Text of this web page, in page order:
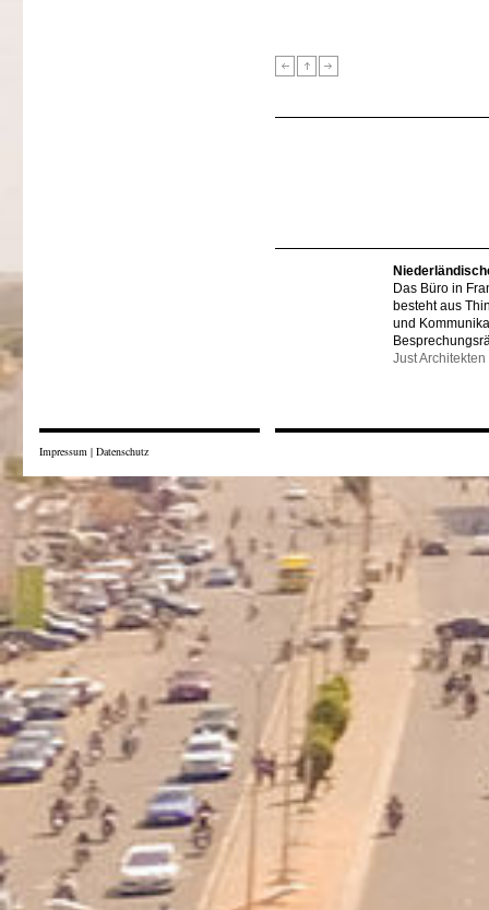
Das Büro in
besteht aus
und
Just Architekten
Impressum | Datenschutz